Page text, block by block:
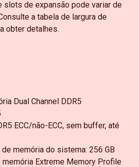
slots de expansão pode variar de
a tabela de largura de
obter detalhes.
Dual Channel DDR5
ECC/não-ECC, sem buffer, até
memória do sistema: 256 GB
Extreme Memory Profile